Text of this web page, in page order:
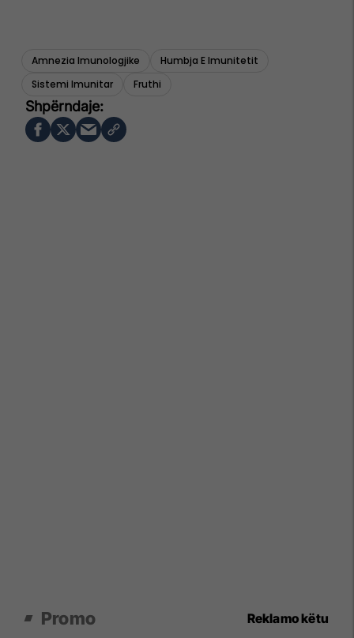
Amnezia Imunologjike
Humbja E Imunitetit
Sistemi Imunitar
Fruthi
Promo Reklamo këtu